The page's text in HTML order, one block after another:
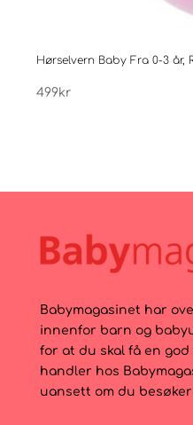
Hørselvern Baby Fra 0-3 år,
499kr
Babymagasinet har
innenfor barn og
for at du skal få en
handler hos
uansett om du